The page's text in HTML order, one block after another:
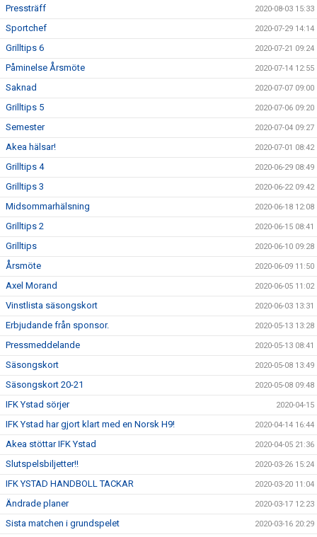
Pressträff 2020-08-03 15:33
Sportchef 2020-07-29 14:14
Grilltips 6 2020-07-21 09:24
Påminelse Årsmöte 2020-07-14 12:55
Saknad 2020-07-07 09:00
Grilltips 5 2020-07-06 09:20
Semester 2020-07-04 09:27
Akea hälsar! 2020-07-01 08:42
Grilltips 4 2020-06-29 08:49
Grilltips 3 2020-06-22 09:42
Midsommarhälsning 2020-06-18 12:08
Grilltips 2 2020-06-15 08:41
Grilltips 2020-06-10 09:28
Årsmöte 2020-06-09 11:50
Axel Morand 2020-06-05 11:02
Vinstlista säsongskort 2020-06-03 13:31
Erbjudande från sponsor. 2020-05-13 13:28
Pressmeddelande 2020-05-13 08:41
Säsongskort 2020-05-08 13:49
Säsongskort 20-21 2020-05-08 09:48
IFK Ystad sörjer 2020-04-15
IFK Ystad har gjort klart med en Norsk H9! 2020-04-14 16:44
Akea stöttar IFK Ystad 2020-04-05 21:36
Slutspelsbiljetter!! 2020-03-26 15:24
IFK YSTAD HANDBOLL TACKAR 2020-03-20 11:04
Ändrade planer 2020-03-17 12:23
Sista matchen i grundspelet 2020-03-16 20:29